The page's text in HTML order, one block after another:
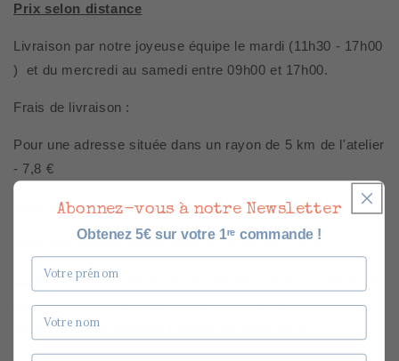
Prix selon distance
Livraison par notre joyeuse équipe le mardi (11h30 - 17h00
) et du mercredi au samedi entre 09h00 et 17h00.
Frais de livraison :
Pour une adresse située dans un rayon de 5 km de l'atelier
- 7,8 €
Pour une adresse située entre 5 et 10 km - 9,6 €
Pour une adresse située entre 10 et 25 km - 15 €
🛻 Si vous vivez entre Carnac, Plouharnel et la presqu'île
de Quiberon, nous vous livrons le vendredi uniquement
pendant notre tournée Presqu'ile pour 9,6 €
Abonnez-vous à notre Newsletter
Obtenez 5€ sur votre 1ʳᵉ commande !
Prénom
Nom